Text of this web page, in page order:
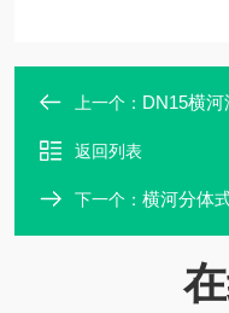
上一个： DN15横
返回列表
下一个： 横河分体